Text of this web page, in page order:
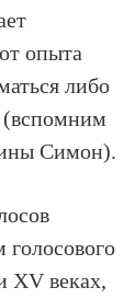
опыта
либо
(вспомним
Симон).
голосового
XV веках,